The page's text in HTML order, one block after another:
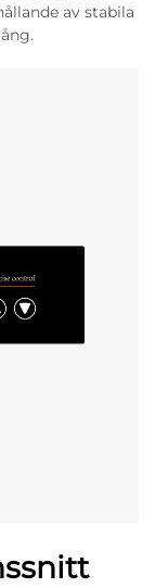
av stabila